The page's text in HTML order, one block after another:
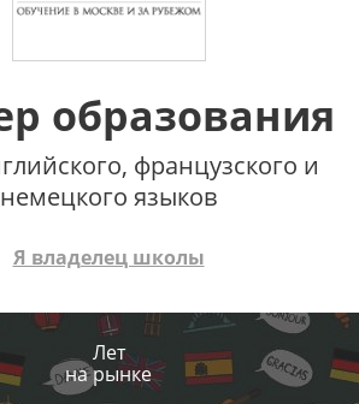
образования
французского и
немецкого языков
Я владелец школы
Лет
на рынке